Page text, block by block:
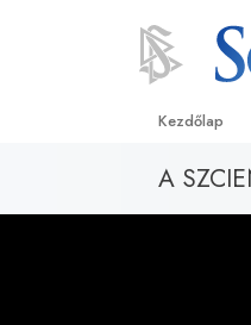
Kezdőlap
A